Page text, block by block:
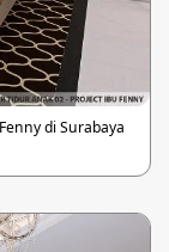
di Surabaya